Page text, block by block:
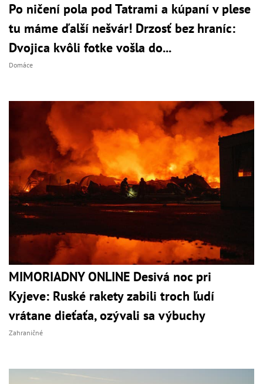
Po ničení pola pod Tatrami a kúpaní v plese
tu máme ďalší nešvár! Drzosť bez hraníc:
Dvojica kvôli fotke vošla do...
Domáce
MIMORIADNY ONLINE Desivá noc pri
Kyjeve: Ruské rakety zabili troch ľudí
vrátane dieťaťa, ozývali sa výbuchy
Zahraničné